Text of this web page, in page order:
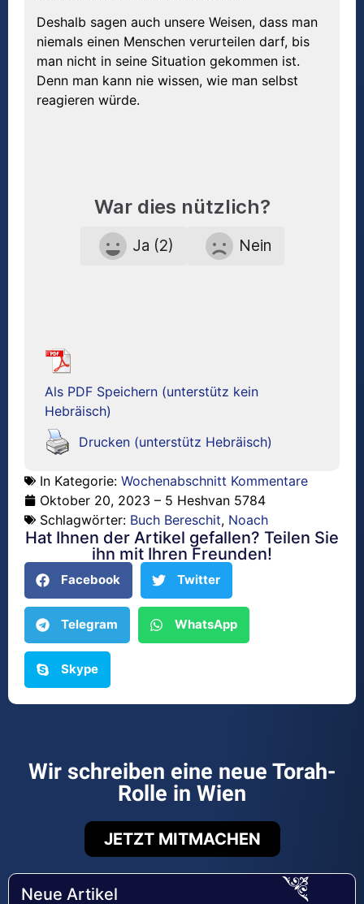
Deshalb sagen auch unsere Weisen, dass man
niemals einen Menschen verurteilen darf, bis
man nicht in seine Situation gekommen ist.
Denn man kann nie wissen, wie man selbst
reagieren würde.
War dies nützlich?
Ja (2) Nein
Als PDF Speichern (unterstütz kein
Hebräisch)
Drucken (unterstütz Hebräisch)
In Kategorie: Wochenabschnitt Kommentare
Oktober 20, 2023 – 5 Heshvan 5784
Schlagwörter: Buch Bereschit, Noach
Hat Ihnen der Artikel gefallen? Teilen Sie
ihn mit Ihren Freunden!
Facebook Twitter
Telegram WhatsApp
Skype
Wir schreiben eine neue Torah-
Rolle in Wien
JETZT MITMACHEN
Neue Artikel